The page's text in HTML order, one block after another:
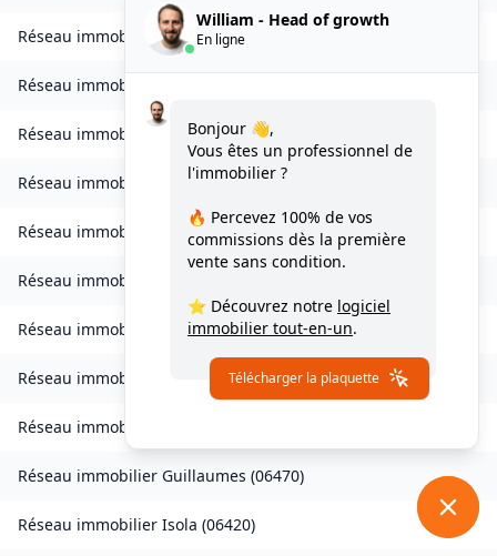
Réseau immobilierCastillon(06500
Réseau immobilier
Réseau immobilier Collongues (06910
Réseau immobilier Drap(06340)
Réseau immobilier Escragnolles(06460)
Réseau immobilier
Réseau immobilier La Gaude(06610)
Réseau immobilier 06830)
Réseau immobilier
Réseau immobilier Guillaumes (06470)
Réseau immobilier Isola (06420)
William - Head of growth
En ligne
Bonjour 👋,
Vous êtes un professionnel de
l'immobilier ?
🔥 Percevez 100% de vos
commissions dès la première
vente sans condition.
⭐ Découvrez notre logiciel
immobilier tout-en-un.
Télécharger la plaquette